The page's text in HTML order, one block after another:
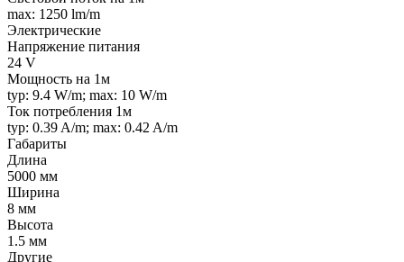
max: 1250 lm/m
Электрические
Напряжение питания
24 V
Мощность на 1м
typ: 9.4 W/m; max: 10 W/m
Ток потребления 1м
typ: 0.39 A/m; max: 0.42 A/m
Габариты
Длина
5000 мм
Ширина
8 мм
Высота
1.5 мм
Другие